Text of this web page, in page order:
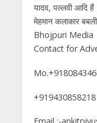
यादव, पल्लवी आदि
मेहमान कलाकार
Bhojpuri Media
Contact for
+919430858218